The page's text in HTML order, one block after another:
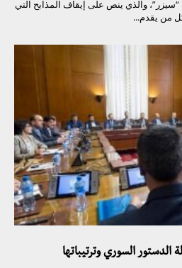
والذي ينص على إيقاف المذابح التي
من يقدم...
السوري وترتيباتها